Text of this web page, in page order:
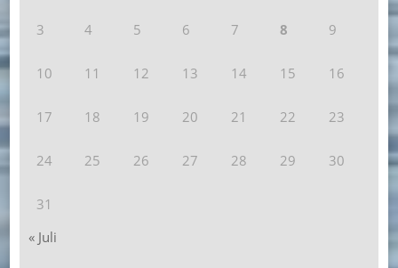
3 4 5 6 7 8 9
10 11 12 13 14 15 16
17 18 19 20 21 22 23
24 25 26 27 28 29 30
31
« Juli